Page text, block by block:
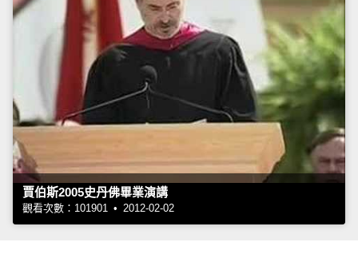
賈伯斯2005史丹佛畢業演講
觀看次數：101901 • 2012-02-02